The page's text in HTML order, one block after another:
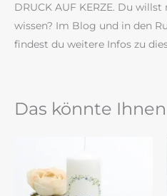
DRUCK AUF KERZE. Du
wissen? Im Blog und in den
findest du weitere Infos zu
Das könnte